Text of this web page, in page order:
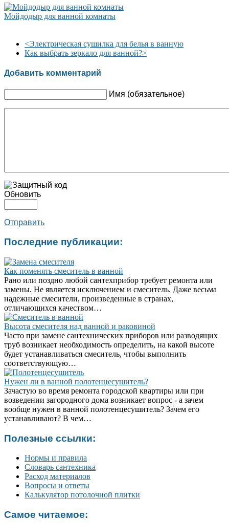
Мойдодыр для ванной комнаты
<Электрическая сушилка для белья в ванную
Как выбрать зеркало для ванной?>
Добавить комментарий
Имя (обязательное)
Обновить
Отправить
Последние публикации:
Как поменять смеситель в ванной
Рано или поздно любой сантехприбор требует ремонта или
замены. Не является исключением и смеситель. Даже весьма
надежные смесители, произведенные в странах,
отличающихся качеством…
Высота смесителя над ванной и раковиной
Часто при замене сантехнических приборов или разводящих
труб возникает необходимость определить, на какой высоте
будет устанавливаться смеситель, чтобы выполнить
соответствующую…
Нужен ли в ванной полотенцесушитель?
Зачастую во время ремонта городской квартиры или при
возведении загородного дома возникает вопрос - а зачем
вообще нужен в ванной полотенцесушитель? Зачем его
устанавливают? В чем…
Полезные ссылки:
Нормы и правила
Словарь сантехника
Расход материалов
Вопросы и ответы
Калькулятор потолочной плитки
Самое читаемое: